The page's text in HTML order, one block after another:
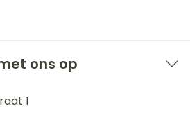
ons op
1